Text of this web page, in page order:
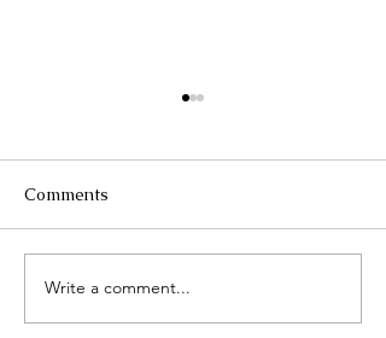
Lake Kastoria, the walk
that defines the town
Comments
Write a comment...